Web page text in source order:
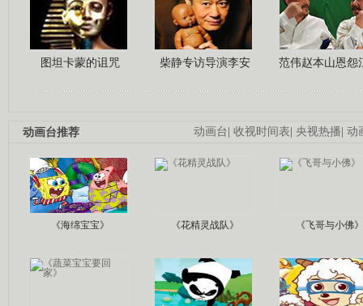
图坦卡蒙的诅咒 柴静专访导演李安 范伟赵本山恩怨
动画台 收视时间表 央视热播 动
动画台推荐
《海绵宝宝》 《花精灵战队》 《飞哥与小佛》